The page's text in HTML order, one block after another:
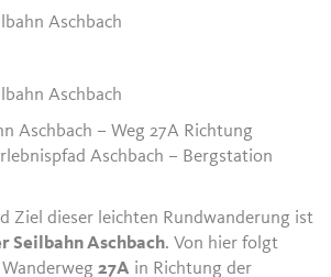
Aschbach
Aschbach
Aschbach – Weg 27A Richtung
Aschbach – Bergstation
Ziel dieser leichten Rundwanderung ist
Seilbahn Aschbach. Von hier folgt
Wanderweg27A in Richtung der